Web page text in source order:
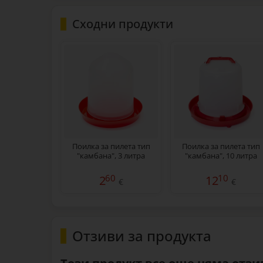
Сходни продукти
Поилка за пилета тип
"камбана", 3 литра
260 €
Поилка за пилета тип
"камбана", 10 литра
1210 €
Отзиви за продукта